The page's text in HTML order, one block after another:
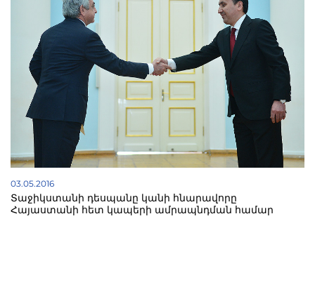
03.05.2016
Տաջիկստանի դեսպանը կանի հնարավորը
Հայաստանի հետ կապերի ամրապնդման համար